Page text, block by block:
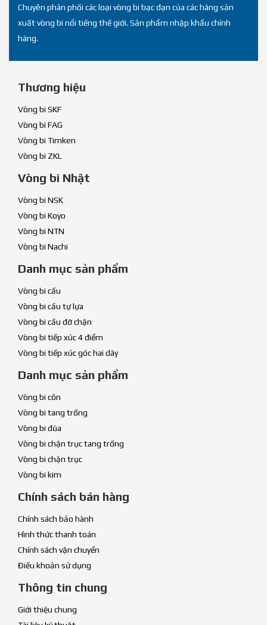
Chuyên phân phối các loại vòng bi bạc đạn của các hãng sản
xuất vòng bi nổi tiếng thế giới. Sản phẩm nhập khẩu chính
hãng.
Thương hiệu
Vòng bi SKF
Vòng bi FAG
Vòng bi Timken
Vòng bi ZKL
Vòng bi Nhật
Vòng bi NSK
Vòng bi Koyo
Vòng bi NTN
Vòng bi Nachi
Danh mục sản phẩm
Vòng bi cầu
Vòng bi cầu tự lựa
Vòng bi cầu đỡ chặn
Vòng bi tiếp xúc 4 điểm
Vòng bi tiếp xúc góc hai dãy
Danh mục sản phẩm
Vòng bi côn
Vòng bi tang trống
Vòng bi đũa
Vòng bi chặn trục tang trống
Vòng bi chặn trục
Vòng bi kim
Chính sách bán hàng
Chính sách bảo hành
Hình thức thanh toán
Chính sách vận chuyển
Điều khoản sử dụng
Thông tin chung
Giới thiệu chung